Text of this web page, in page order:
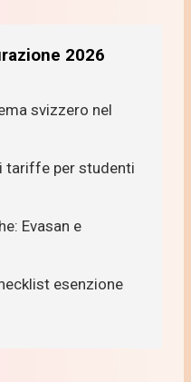
2026
svizzero nel
tariffe per studenti
Evasan e
esenzione